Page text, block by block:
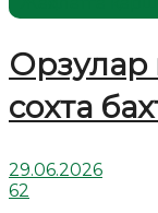
Орзулар
сохта
29.06.2026
62